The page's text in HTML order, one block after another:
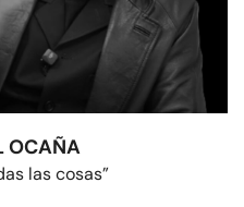
OCAÑA
las cosas”